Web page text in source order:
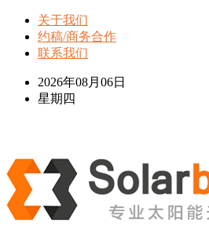
关于我们
约稿/商务合作
联系我们
2026年08月06日
星期四